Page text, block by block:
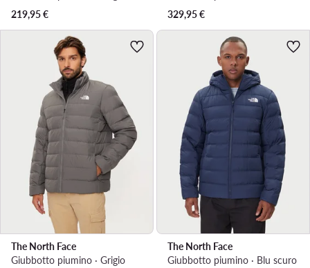
219,95€
329,95€
The North Face
Giubbotto piumino · Grigio
The North Face
Giubbotto piumino · Blu scuro